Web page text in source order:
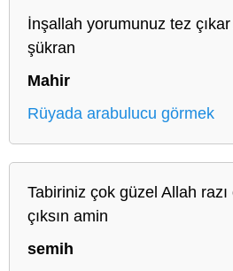
İnşallah yorumunuz tez
şükran
Mahir
Rüyada arabulucu görmek
Tabiriniz çok güzel Allah
çıksın amin
semih